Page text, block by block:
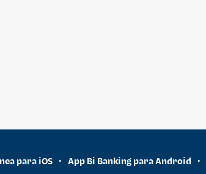
para iOS • App Bi Banking para Android •